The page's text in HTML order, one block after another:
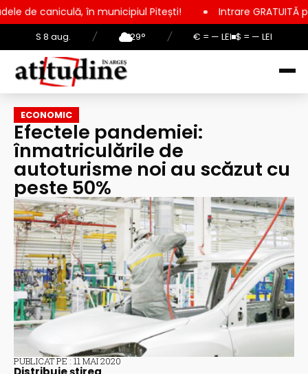
S 8 aug. / 29° / € = — LEI $ = — LEI
în municipiul Pitești! Intrare GRATUITĂ pentru copii,
ECONOMIC
Efectele pandemiei:
înmatriculările de
autoturisme noi au scăzut cu
peste 50%
PUBLICAT PE : 11 MAI 2020